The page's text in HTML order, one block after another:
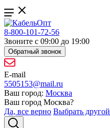
8-800-101-72-56
Звоните с 09:00 до 19:00
Обратный звонок
E-mail
5505153@mail.ru
Ваш город: Москва
Ваш город Москва?
Да, все верно Выбрать другой